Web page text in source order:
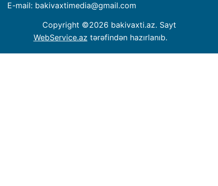
E-mail: bakivaxtimedia@gmail.com
Copyright ©2026 bakivaxti.az. Sayt
WebService.az tərəfindən hazırlanıb.